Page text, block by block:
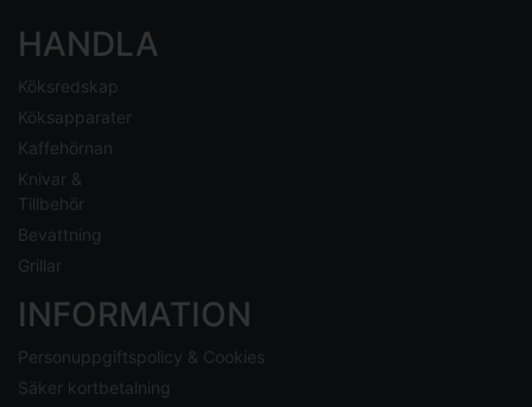
HANDLA
Köksredskap
Köksapparater
Kaffehörnan
Knivar &
Tillbehör
Bevattning
Grillar
INFORMATION
Personuppgiftspolicy & Cookies
Säker kortbetalning